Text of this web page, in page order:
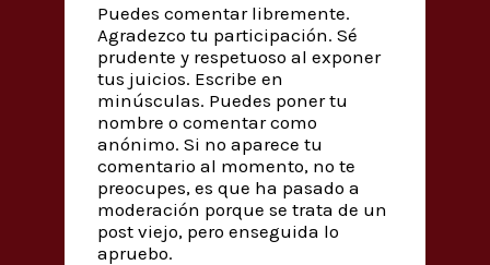
Puedes comentar libremente.
Agradezco tu participación. Sé
prudente y respetuoso al exponer
tus juicios. Escribe en
minúsculas. Puedes poner tu
nombre o comentar como
anónimo. Si no aparece tu
comentario al momento, no te
preocupes, es que ha pasado a
moderación porque se trata de un
post viejo, pero enseguida lo
apruebo.